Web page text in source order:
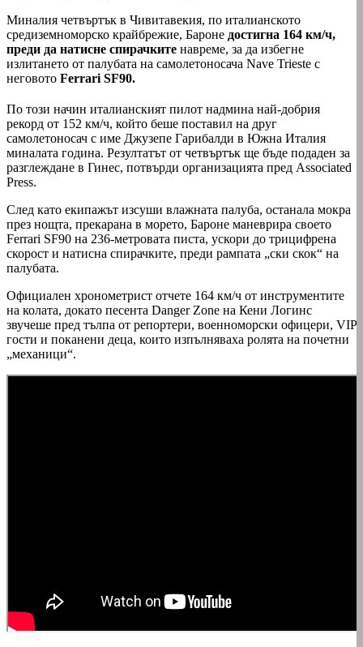
Миналия четвъртък в Чивитавекия, по италианското
средиземноморско крайбрежие, Бароне достигна 164 км/ч,
преди да натисне спирачките навреме, за да избегне
излитането от палубата на самолетоносача Nave Trieste с
неговoтo Ferrari SF90.
По този начин италианският пилот надмина най-добрия
рекорд от 152 км/ч, който беше поставил на друг
самолетоносач с име Джузепе Гарибалди в Южна Италия
миналата година. Резултатът от четвъртък ще бъде подаден за
разглеждане в Гинес, потвърди организацията пред Associated
Press.
След като екипажът изсуши влажната палуба, останала мокра
през нощта, прекарана в морето, Бароне маневрира своето
Ferrari SF90 на 236-метровата писта, ускори до трицифрена
скорост и натисна спирачките, преди рампата „ски скок“ на
палубата.
Официален хронометрист отчете 164 км/ч от инструментите
на колата, докато песента Danger Zone на Кени Логинс
звучеше пред тълпа от репортери, военноморски офицери, VIP
гости и поканени деца, които изпълняваха ролята на почетни
„механици“.